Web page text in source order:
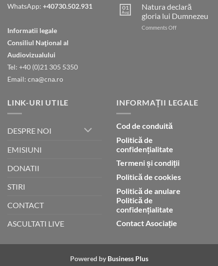
WhatsApp: +40730.502.931
Informatii legale
Consiliul Naţional al
Audiovizualului
Tel: +40 (0)21 305 5350
Email: cna@cna.ro
nostru
care
ești
în
01
Aug
Natura declară
gloria lui Dumnezeu
Comments Offon
LINK-URI UTILE
DESPRE NOI
EMISIUNI
DONATII
STIRI
CONTACT
ASCULTATI LIVE
INFORMAȚII LEGALE
Cod de conduită
Politică de
confidențialitate
Termeni și condiții
Politică de cookies
Politică de anulare
Politică de
confidențialitate
Contact Asociație
Powered by Business Plus